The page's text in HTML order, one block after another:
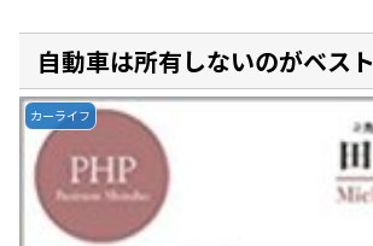
自動車は所有しないのがベスト
カーライフ